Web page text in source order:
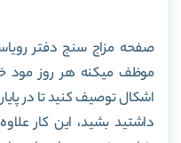
صفحه مزاج سنج دفتر
موظف میکنه هر روز مود
اشکال توصیف کنید تا در
داشتید بشید، این کار